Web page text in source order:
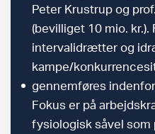
Peter Krustrup og
(bevilliget 10 mio. kr.).
intervalidrætter og
kampe/
gennemføres
Fokus er på
fysiologisk såvel